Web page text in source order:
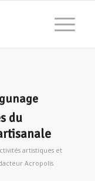
du
artistiques et
Acropolis